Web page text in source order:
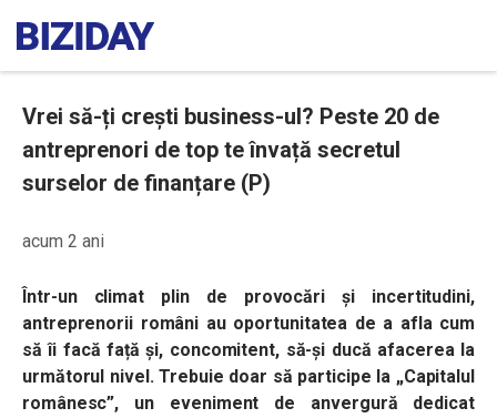
Vrei să-ți crești business-ul? Peste 20 de
antreprenori de top te învață secretul
surselor de finanțare (P)
acum 2 ani
Într-un climat plin de provocări și incertitudini,
antreprenorii români au oportunitatea de a afla cum
să îi facă față și, concomitent, să-și ducă afacerea la
următorul nivel. Trebuie doar să participe la „Capitalul
românesc”, un eveniment de anvergură dedicat